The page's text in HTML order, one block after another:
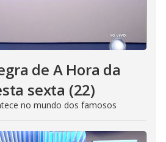
de A Hora da
sexta (22)
no mundo dos famosos